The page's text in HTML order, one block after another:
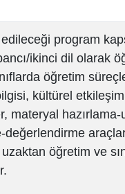
edileceği program
ikinci dil olarak
öğretim
kültürel
materyal
uzaktan öğretim ve